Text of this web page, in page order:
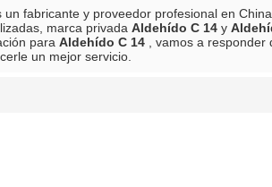
un fabricante y proveedor profesional en
marca privada Aldehído C 14 y
para Aldehído C 14 , vamos a
un mejor servicio.